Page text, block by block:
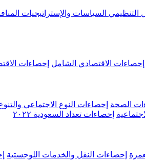
التنظيمي السياسات والإستراتيجيات
إحصاءات الاقتصادي الشامل إحصاءات
الصحة إحصاءات النوع الاجتماعي
إحصاءات تعداد السعودية ٢٠٢٢
إحصاءات النقل والخدمات اللوجستية